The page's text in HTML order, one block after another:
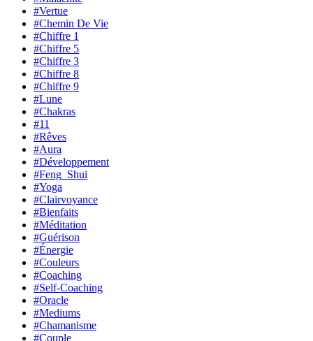
#Vertue
#Chemin De Vie
#Chiffre 1
#Chiffre 5
#Chiffre 3
#Chiffre 8
#Chiffre 9
#Lune
#Chakras
#11
#Rêves
#Aura
#Développement
#Feng_Shui
#Yoga
#Clairvoyance
#Bienfaits
#Méditation
#Guérison
#Énergie
#Couleurs
#Coaching
#Self-Coaching
#Oracle
#Mediums
#Chamanisme
#Couple